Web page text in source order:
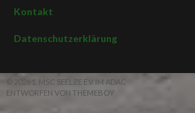
Kontakt
Datenschutzerklärung
© 2026 1. MSC SEELZE E.V. IM ADAC
ENTWORFEN VON THEMEBOY